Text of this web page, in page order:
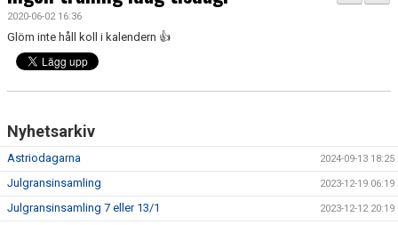
PRAKTISK INFORMATION
2020-06-02 16:36
Glöm inte håll koll i kalendern 👍
Nyhetsarkiv
Astriodagarna 2024-09-13 18:25
Julgransinsamling 2023-12-19 06:19
Julgransinsamling 7 eller 13/1 2023-12-12 20:19